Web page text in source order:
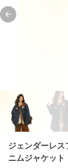
Previous slide
ジェンダーレス
ニムジャケット